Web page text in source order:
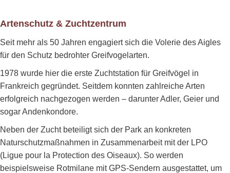
Artenschutz & Zuchtzentrum
Seit mehr als 50 Jahren engagiert sich die Volerie des Aigles
für den Schutz bedrohter Greifvogelarten.
1978 wurde hier die erste Zuchtstation für Greifvögel in
Frankreich gegründet. Seitdem konnten zahlreiche Arten
erfolgreich nachgezogen werden – darunter Adler, Geier und
sogar Andenkondore.
Neben der Zucht beteiligt sich der Park an konkreten
Naturschutzmaßnahmen in Zusammenarbeit mit der LPO
(Ligue pour la Protection des Oiseaux). So werden
beispielsweise Rotmilane mit GPS-Sendern ausgestattet, um